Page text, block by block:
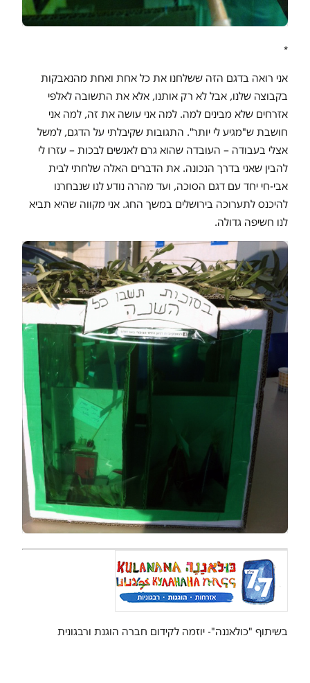
*
אני רואה בדגם הזה ששלחנו את כל אחת ואחת מהנאבקות
בקבוצה שלנו, אבל לא רק אותנו, אלא את התשובה לאלפי
אזרחים שלא מבינים למה. למה אני עושה את זה, למה אני
חושבת ש"מגיע לי יותר". התגובות שקיבלתי על הדגם, למשל
אצלי בעבודה – העובדה שהוא גרם לאנשים לבכות – עזרו לי
להבין שאני בדרך הנכונה. את הדברים האלה שלחתי לבית
אבי-חי יחד עם דגם הסוכה, ועד מהרה נודע לנו שנבחרנו
להיכנס לתערוכה בירושלים במשך החג. אני מקווה שהיא תביא
לנו חשיפה גדולה.
בשיתוף "כולאננה"- יוזמה לקידום חברה הוגנת ורבגונית